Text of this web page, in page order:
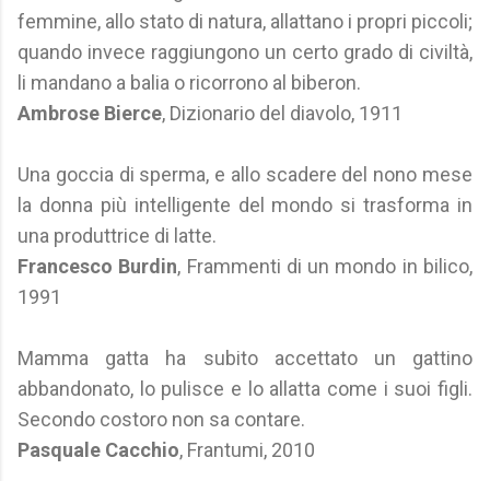
femmine, allo stato di natura, allattano i propri piccoli;
quando invece raggiungono un certo grado di civiltà,
li mandano a balia o ricorrono al biberon.
Ambrose Bierce, Dizionario del diavolo, 1911
Una goccia di sperma, e allo scadere del nono mese
la donna più intelligente del mondo si trasforma in
una produttrice di latte.
Francesco Burdin, Frammenti di un mondo in bilico,
1991
Mamma gatta ha subito accettato un gattino
abbandonato, lo pulisce e lo allatta come i suoi figli.
Secondo costoro non sa contare.
Pasquale Cacchio, Frantumi, 2010